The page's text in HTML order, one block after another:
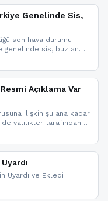
Genelinde Sis,
son hava durumu
genelinde sis, buzlanma
ve Doğu
gelişmeleri.
Açıklama Var
ilişkin şu ana kadar
de valilikler tarafından
bulunmamaktadır.
haberdar olmak için
açabilirsiniz.
Uyardı ve Ekledi